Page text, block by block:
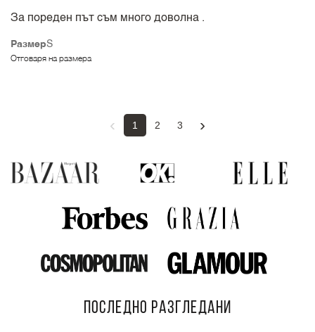
РазмерS
Отговаря на размера
За пореден път съм много доволна .
‹ 1 2 3 ›
ПОСЛЕДНО РАЗГЛЕДАНИ